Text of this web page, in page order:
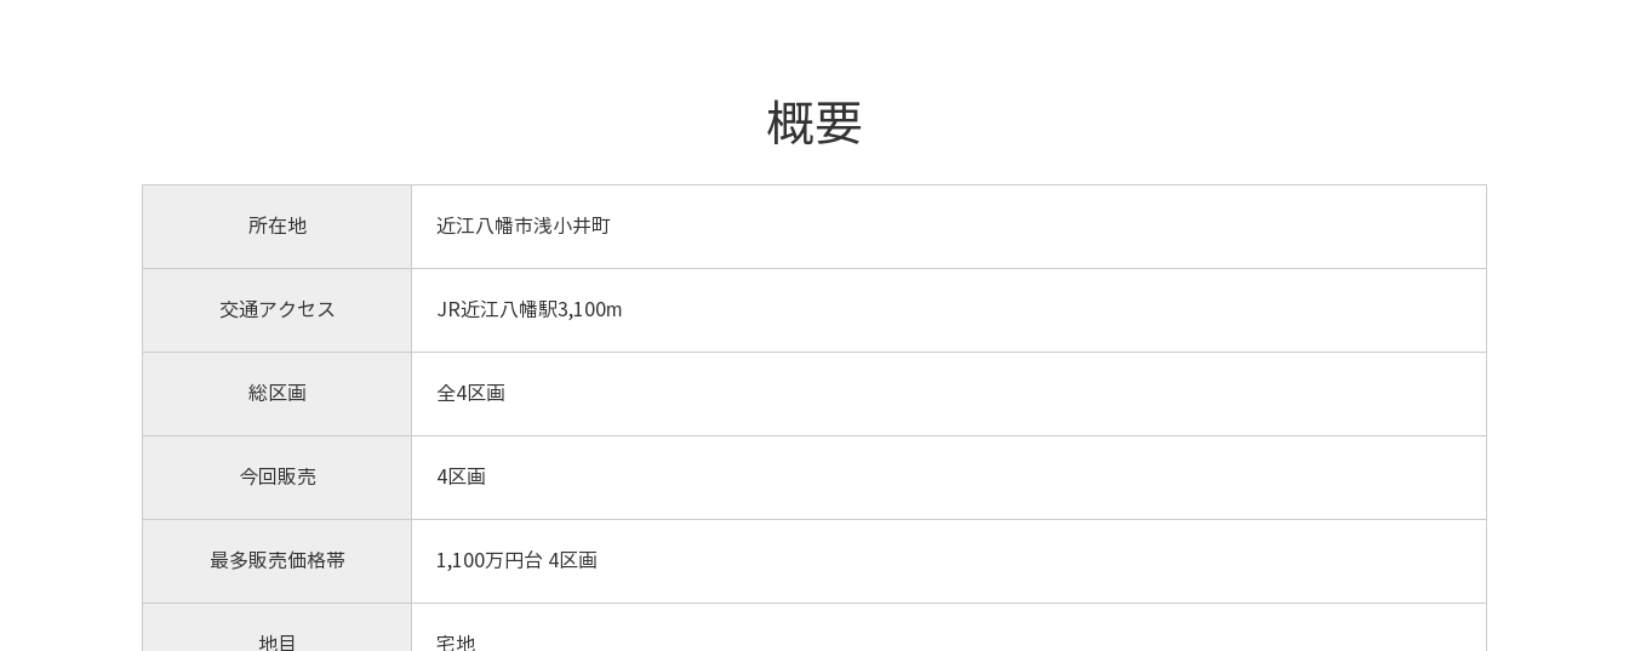
概要
所在地 近江八幡市浅小井町
交通アクセス JR近江八幡駅3,100m
総区画 全4区画
今回販売 4区画
最多販売価格帯 1,100万円台 4区画
地目 宅地